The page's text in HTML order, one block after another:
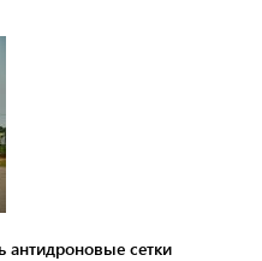
антидроновые сетки